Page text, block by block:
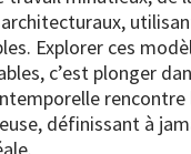
Explorer ces
c’est plonger
définissant à